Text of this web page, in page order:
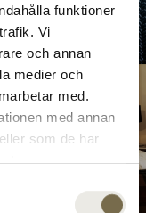
funktioner
Vi
och annan
medier och
med.
med annan
som de har